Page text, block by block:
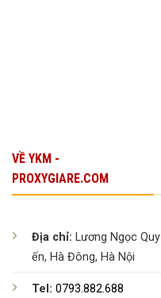
VỀ YKM -
PROXYGIARE.COM
Địa chỉ: Lương Ngọc Quy
ến, Hà Đông, Hà Nội
Tel: 0793.882.688